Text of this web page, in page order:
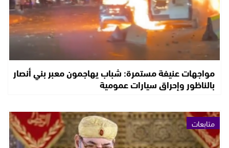
مواجهات عنيفة مستمرة: شباب يهاجمون معبر بني أنصار
بالناظور وإحراق سيارات عمومية
متابعات